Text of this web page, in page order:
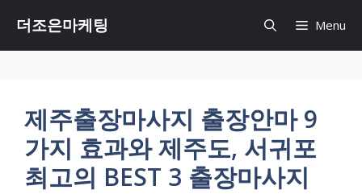
더조은마케팅 Menu
제주출장마사지 출장안마 9
가지 효과와 제주도, 서귀포
최고의 BEST 3 출장마사지